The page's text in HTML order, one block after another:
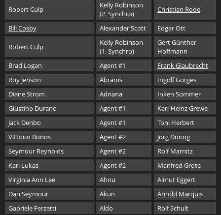
Robert Culp
Kelly Robinson
(2. Synchro)
Christian Rode
Bill Cosby Alexander Scott Edgar Ott
Robert Culp
Kelly Robinson
(1. Synchro)
Gert Günther
Hoffmann
Brad Logan
Agent #1
Frank Glaubrecht
Roy Jenson
Abrams
Ingolf Gorges
Diane Strom
Adriana
Inken Sommer
Giustino Durano
Agent #1
Karl-Heinz Grewe
Jack Denbo
Agent #1
Toni Herbert
Vittorio Bonos
Agent #2
Jörg Döring
Seymour Reynolds
Agent #2
Rolf Marnitz
Karl Lukas
Agent #2
Manfred Grote
Virginia Ann Lee
Ahnu
Almut Eggert
Dan Seymour
Akun
Arnold Marquis
Gabriele Ferzetti
Aldo
Rolf Schult